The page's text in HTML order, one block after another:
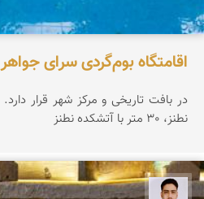
اقامتگاه بوم‌گردی سرای جواهر
نطنز، 30 متر با آتشکده نطنز
سعید جواهری